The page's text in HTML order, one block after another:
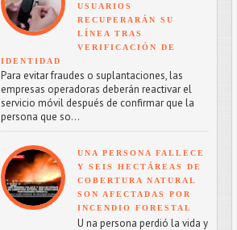
USUARIOS
RECUPERARÁN SU
LÍNEA TRAS
VERIFICACIÓN DE
IDENTIDAD
Para evitar fraudes o suplantaciones, las
empresas operadoras deberán reactivar el
servicio móvil después de confirmar que la
persona que so...
UNA PERSONA FALLECE
Y SEIS HECTÁREAS DE
COBERTURA NATURAL
SON AFECTADAS POR
INCENDIO FORESTAL
U na persona perdió la vida y